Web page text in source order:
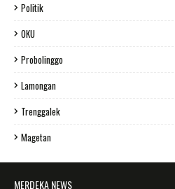
Politik
OKU
Probolinggo
Lamongan
Trenggalek
Magetan
MERDEKA NEWS